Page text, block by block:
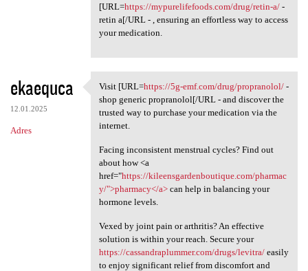
[URL=https://mypurelifefoods.com/drug/retin-a/-
retin a[/URL - , ensuring an effortless way to access
your medication.
ekaequca
12.01.2025
Adres
Visit [URL=https://5g-emf.com
Visit [URL=https://5g-emf.com/drug/propranolol/-
shop generic propranolol[/URL - and discover the
trusted way to purchase your medication via the
internet.
Facing inconsistent menstrual cycles? Find out
about how <a
href="https://kileensgardenboutique.com/pharmac
y/">pharmacy</a>can help in balancing your
hormone levels.
Vexed by joint pain or arthritis? An effective
solution is within your reach. Secure your
https://cassandraplummer.com/drugs/levitra/easily
to enjoy significant relief from discomfort and